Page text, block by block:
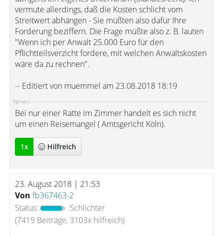
vermute allerdings, daß die Kosten schlicht vom
Streitwert abhängen - Sie müßten also dafür Ihre
Forderung beziffern. Die Frage müßte also z. B. lauten
"Wenn ich per Anwalt 25.000 Euro für den
Pflichtteilsverzicht fordere, mit welchen Anwaltskosten
wäre da zu rechnen".
-- Editiert von muemmel am 23.08.2018 18:19
Signatur:
Bei nur einer Ratte im Zimmer handelt es sich nicht
um einen Reisemangel ( Amtsgericht Köln).
1x Hilfreich
23. August 2018 | 21:53
Von fb367463-2
Status:
Schlichter
(7419 Beiträge, 3103x hilfreich)